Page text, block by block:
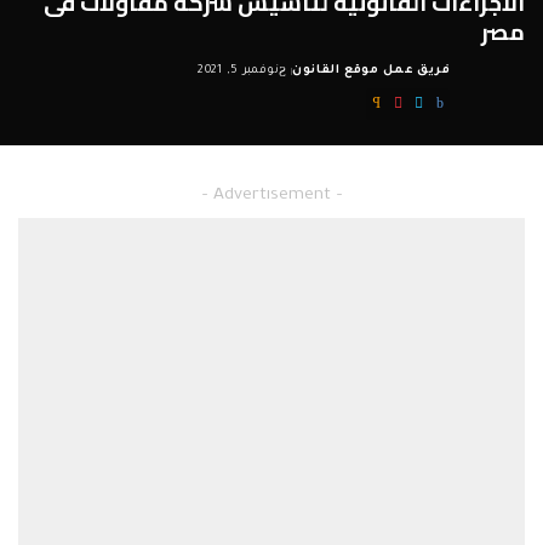
مصر
Posted
by
فريق عمل موقع القانون نوفمبر 5, 2021
– Advertisement –